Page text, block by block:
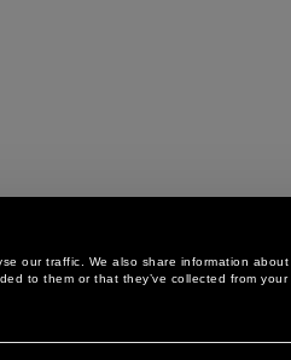
our traffic. We also share information
to them or that they’ve collected from your